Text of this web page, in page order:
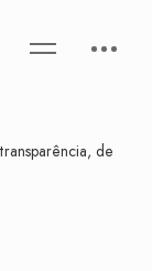
de